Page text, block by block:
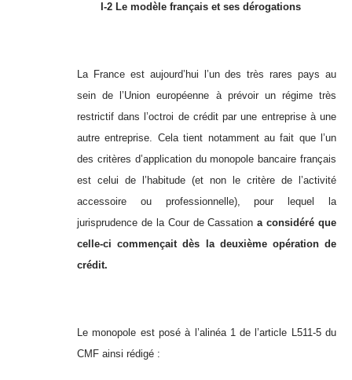
I-2 Le modèle français et ses dérogations
La France est aujourd’hui l’un des très rares pays au
sein de l’Union européenne à prévoir un régime très
restrictif dans l’octroi de crédit par une entreprise à une
autre entreprise. Cela tient notamment au fait que l’un
des critères d’application du monopole bancaire français
est celui de l’habitude (et non le critère de l’activité
accessoire ou professionnelle), pour lequel la
jurisprudence de la Cour de Cassationa considéré que
celle-ci commençait dès la deuxième opération de
crédit.
Le monopole est posé à l’alinéa 1 de l’article L511-5 du
CMF ainsi rédigé :